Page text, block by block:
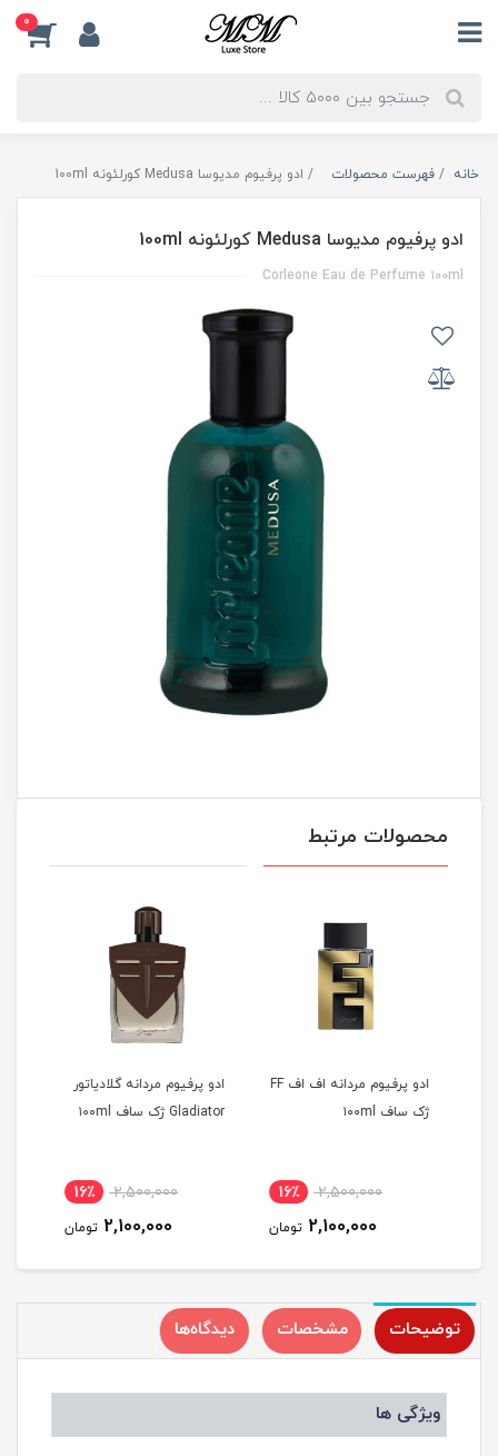
0
خانه فهرست محصولات ادو پرفیوم مدیوسا Medusa کورلئونه 100ml
ادو پرفیوم مدیوسا Medusa کورلئونه 100ml
Corleone Eau de Perfume ۱۰۰ml
محصولات مرتبط
ادو پرفیوم مردانه اف اف FF
ژک ساف ۱۰۰ml
2,500,000 16٪
2,100,000 تومان
ادو پرفیوم مردانه گلادیاتور
Gladiator ژک ساف ۱۰۰ml
2,500,000 16٪
2,100,000 تومان
توضیحات مشخصات دیدگاه‌ها
ویژگی ها